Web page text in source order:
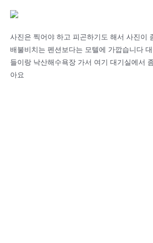
사진은 찍어야 하고 피곤하기도 해서 사진이
배불비치는 펜션보다는 모텔에 가깝습니다
들이랑 낙산해수욕장 가서 여기 대기실에서
아요